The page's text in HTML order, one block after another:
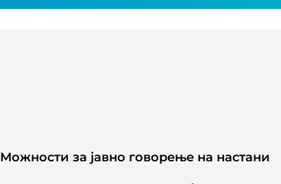
Можности за јавно говорење на настани